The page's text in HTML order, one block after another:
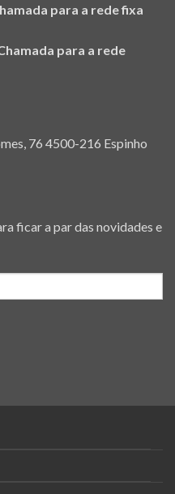
para a rede fixa
para a rede
76 4500-216 Espinho
ficar a par das novidades e